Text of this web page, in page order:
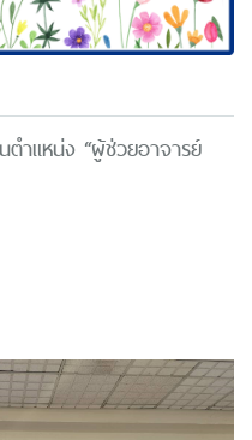
ตำแหน่ง “ผู้ช่วยอาจารย์